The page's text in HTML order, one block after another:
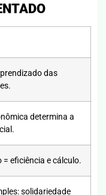
das
determina a
= eficiência e cálculo.
solidariedade